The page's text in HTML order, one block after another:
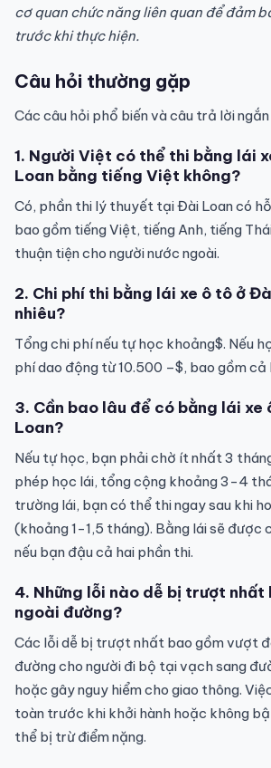
cơ quan chức năng liên quan để đảm
trước khi thực hiện.
Câu hỏi thường gặp
Các câu hỏi phổ biến và câu trả lời
1. Người Việt có thể thi bằng lái
Loan bằng tiếng Việt không?
Có, phần thi lý thuyết tại Đài Loan có
bao gồm tiếng Việt, tiếng Anh, tiếng
thuận tiện cho người nước ngoài.
2. Chi phí thi bằng lái xe ô tô ở
nhiêu?
Tổng chi phí nếu tự học khoảng$. Nếu
phí dao động từ 10.500 –$, bao gồm
3. Cần bao lâu để có bằng lái
Loan?
Nếu tự học, bạn phải chờ ít nhất 3
phép học lái, tổng cộng khoảng 3-4
trường lái, bạn có thể thi ngay sau khi
(khoảng 1-1,5 tháng). Bằng lái sẽ được
nếu bạn đậu cả hai phần thi.
4. Những lỗi nào dễ bị trượt nhất
ngoài đường?
Các lỗi dễ bị trượt nhất bao gồm vượt
đường cho người đi bộ tại vạch sang
hoặc gây nguy hiểm cho giao thông.
toàn trước khi khởi hành hoặc không
thể bị trừ điểm nặng.